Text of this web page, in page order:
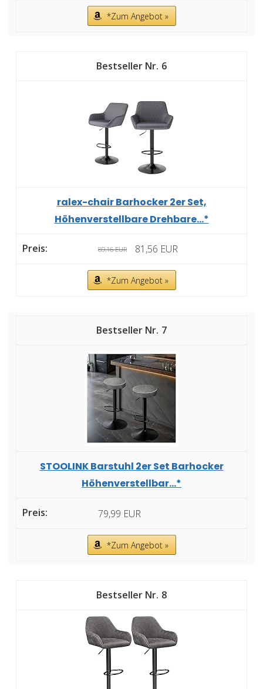
*Zum Angebot »
6
ralex-chair Barhocker 2er Set,
Höhenverstellbare Drehbare...*
89,16 EUR 81,56 EUR
*Zum Angebot »
7
STOOLINK Barstuhl 2er Set Barhocker
Höhenverstellbar...*
79,99 EUR
*Zum Angebot »
8